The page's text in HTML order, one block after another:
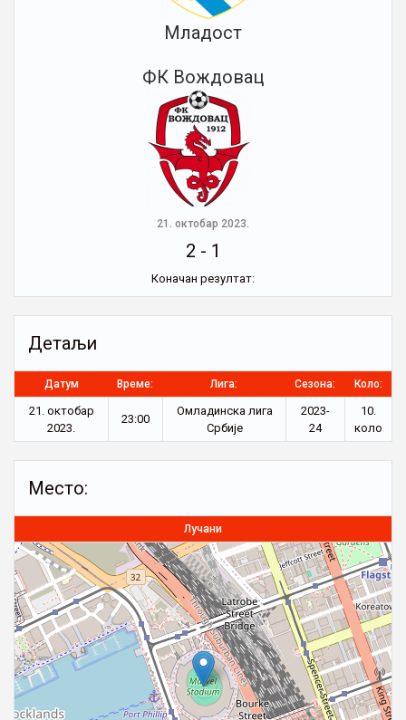
Младост
ФК Вождовац
21. октобар 2023.
2 - 1
Коначан резултат:
Детаљи
Датум Време: Лига: Сезона: Коло:
21. октобар
2023.
23:00
Омладинска лига
Србије
2023-
24
10.
коло
Место:
Лучани